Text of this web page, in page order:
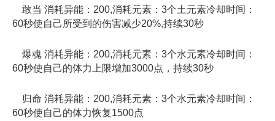
敢当 消耗异能：200,消耗元素：3个土元素冷却时间：
60秒使自己所受到的伤害减少20%,持续30秒
爆魂 消耗异能：200,消耗元素：3个水元素冷却时间：
60秒使自己的体力上限增加3000点，持续30秒
归命 消耗异能：200,消耗元素：3个水元素冷却时间：
60秒使自己的体力恢复1500点